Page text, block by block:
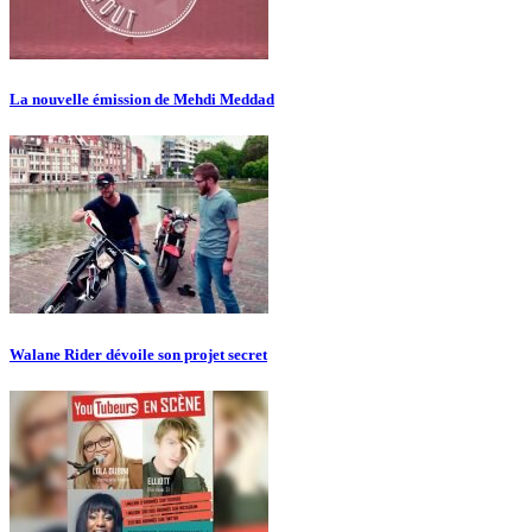
La nouvelle émission de Mehdi Meddad
Walane Rider dévoile son projet secret